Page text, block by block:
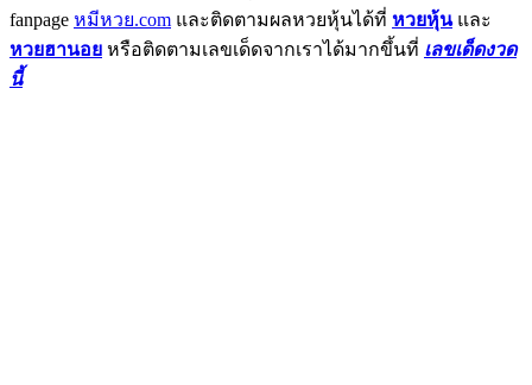
fanpage หมีหวย.com และติดตามผลหวยหุ้นได้ที่ หวยหุ้นและ
หวยฮานอย หรือติดตามเลขเด็ดจากเราได้มากขึ้นที่ เลขเด็ดงวด
นี้